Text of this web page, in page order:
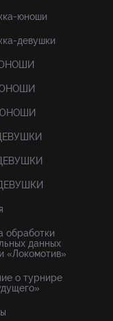
юноши
девушки
обработки
данных
«Локомотив»
о турнире